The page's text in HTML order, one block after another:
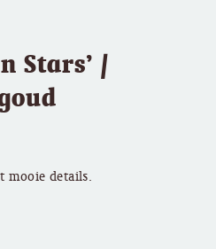
Stars’ /
mooie details.